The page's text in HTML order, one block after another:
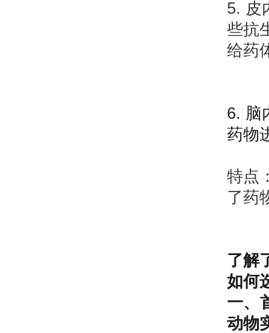
5. 皮
些抗
给药
6. 脑
药物
特点
了药
了解
如何
一、
动物